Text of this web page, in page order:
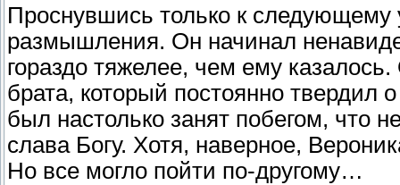
Проснувшись только к следующему
размышления. Он начинал
гораздо тяжелее, чем ему
брата, который постоянно твердил
был настолько занят побегом, что
слава Богу. Хотя, наверное,
Но все могло пойти по-другому…